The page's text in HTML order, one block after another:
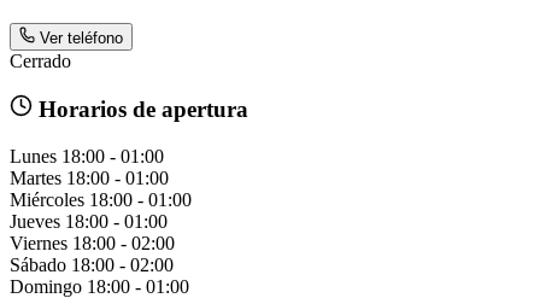
Ver teléfono
Cerrado
Horarios de apertura
Lunes 18:00 - 01:00
Martes 18:00 - 01:00
Miércoles 18:00 - 01:00
Jueves 18:00 - 01:00
Viernes 18:00 - 02:00
Sábado 18:00 - 02:00
Domingo 18:00 - 01:00